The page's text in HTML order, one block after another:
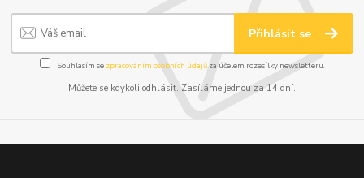
Přihlásit se
Souhlasím se zpracováním osobních údajůza účelem rozesílky newsletteru.
Můžete se kdykoli odhlásit. Zasíláme jednou za 14 dní.